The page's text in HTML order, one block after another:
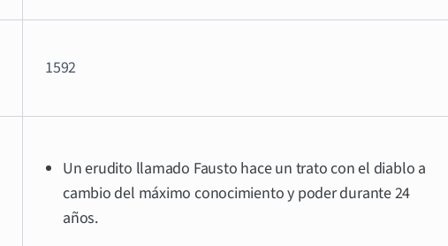
1592
Un erudito llamado Fausto hace un trato con el diablo a
cambio del máximo conocimiento y poder durante 24
años.